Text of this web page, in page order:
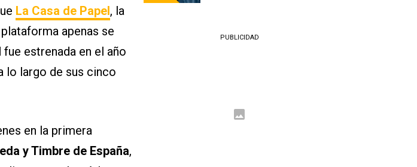
La Casa de Papel, la
apenas se
estrenada en el año
lo largo de sus cinco
en la primera
y Timbre de España,
PUBLICIDAD